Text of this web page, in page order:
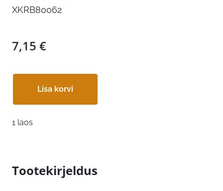
XKRB80062
7,15 €
Lisa korvi
1 laos
Tootekirjeldus